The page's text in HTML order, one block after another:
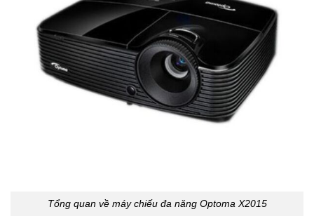
Tổng quan về máy chiếu đa năng Optoma X2015